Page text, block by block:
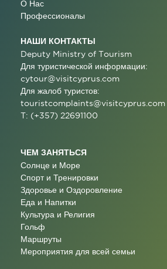
О Нас
Профессионалы
НАШИ КОНТАКТЫ
Deputy Ministry of Tourism
Для туристической информации:
cytour@visitcyprus.com
Для жалоб туристов:
touristcomplaints@visitcyprus.com
T: (+357) 22691100
ЧЕМ ЗАНЯТЬСЯ
Солнце и Море
Спорт и Тренировки
Здоровье и Оздоровление
Еда и Напитки
Культура и Религия
Гольф
Маршруты
Мероприятия для всей семьи